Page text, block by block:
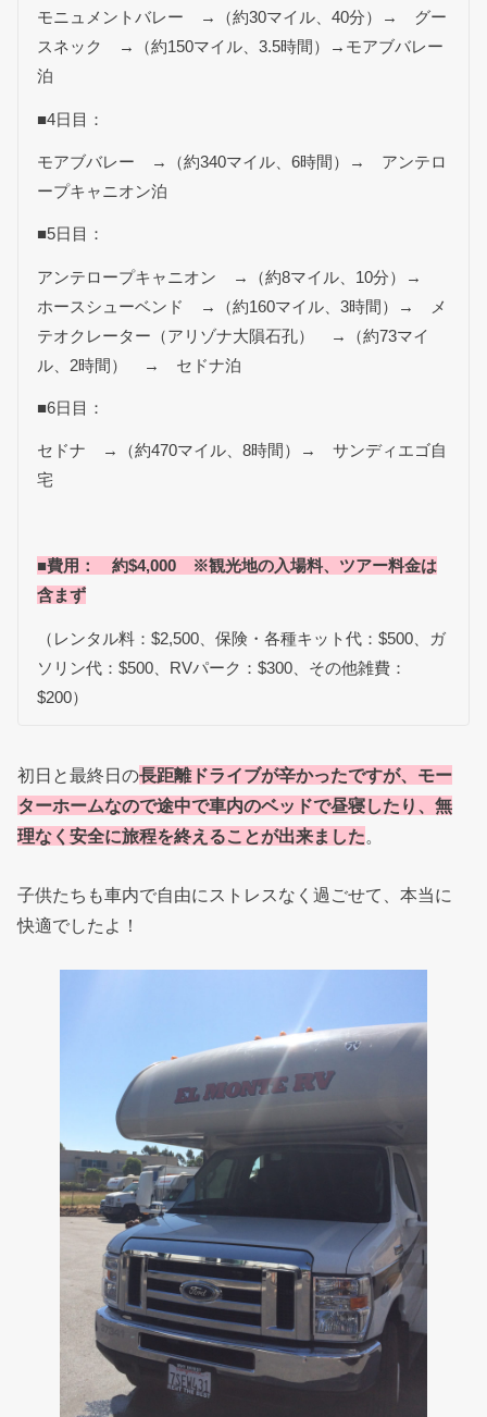
モニュメントバレー →（約30マイル、40分）→ グー
スネック →（約150マイル、3.5時間）→モアブバレー
泊
■4日目：
モアブバレー →（約340マイル、6時間）→ アンテロ
ープキャニオン泊
■5日目：
アンテロープキャニオン →（約8マイル、10分）→
ホースシューベンド →（約160マイル、3時間）→ メ
テオクレーター（アリゾナ大隕石孔） →（約73マイ
ル、2時間） → セドナ泊
■6日目：
セドナ →（約470マイル、8時間）→ サンディエゴ自
宅
■費用： 約$4,000 ※観光地の入場料、ツアー料金は
含まず
（レンタル料：$2,500、保険・各種キット代：$500、ガ
ソリン代：$500、RVパーク：$300、その他雑費：
$200）
初日と最終日の長距離ドライブが辛かったですが、モー
ターホームなので途中で車内のベッドで昼寝したり、無
理なく安全に旅程を終えることが出来ました。
子供たちも車内で自由にストレスなく過ごせて、本当に
快適でしたよ！